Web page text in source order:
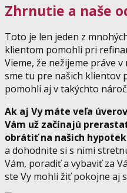
Zhrnutie a naše
Toto je len jeden z
klientom pomohli pri
Vieme, že nežijeme práve
sme tu pre našich klientov
pomohli aj v takýchto
Ak aj Vy máte veľa
Vám už začínajú
obrátiť na našich
a dohodnite si s nimi
Vám, poradiť a vybaviť za
ste Vy mohli žiť pokojne aj